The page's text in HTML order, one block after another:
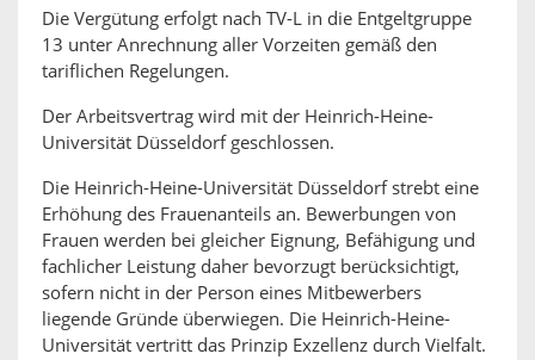
Die Vergütung erfolgt nach TV-L in die Entgeltgruppe
13 unter Anrechnung aller Vorzeiten gemäß den
tariflichen Regelungen.
Der Arbeitsvertrag wird mit der Heinrich-Heine-
Universität Düsseldorf geschlossen.
Die Heinrich-Heine-Universität Düsseldorf strebt eine
Erhöhung des Frauenanteils an. Bewerbungen von
Frauen werden bei gleicher Eignung, Befähigung und
fachlicher Leistung daher bevorzugt berücksichtigt,
sofern nicht in der Person eines Mitbewerbers
liegende Gründe überwiegen. Die Heinrich-Heine-
Universität vertritt das Prinzip Exzellenz durch Vielfalt.